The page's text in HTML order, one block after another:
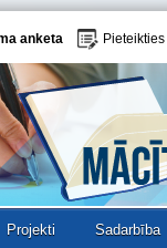
anketa Pieteikties
Projekti Sadarbība